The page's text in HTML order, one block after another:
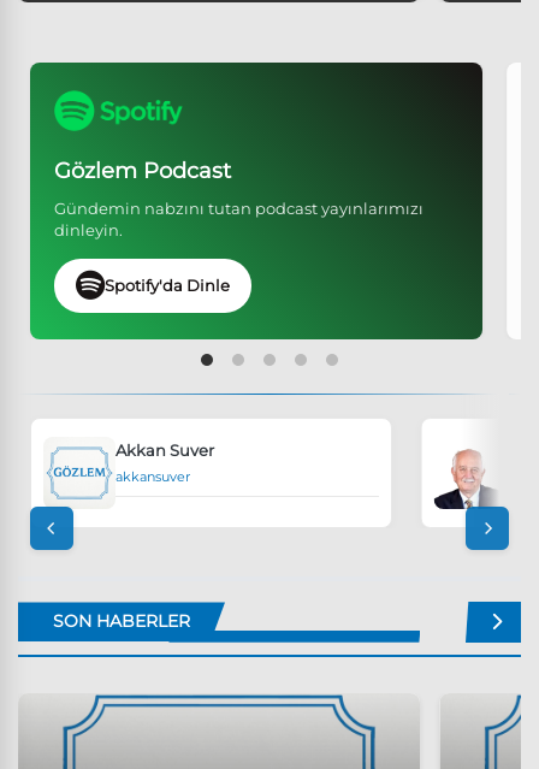
Gözlem Podcast
Gündemin nabzını tutan podcast yayınlarımızı
dinleyin.
Spotify'da Dinle
Ali Nail Kubalı
alinailkubali
SON HABERLER